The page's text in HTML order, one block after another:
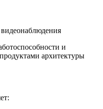
и
архитектуры